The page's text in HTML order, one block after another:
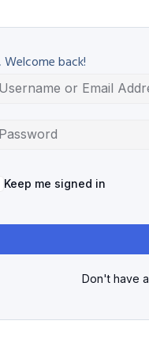
Welcome back!
Keep me signed in
Don't have